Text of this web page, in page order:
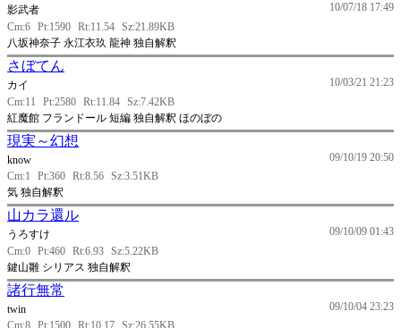
10/07/18 17:49
影武者
Cm:6 Pt:1590 Rt:11.54 Sz:21.89KB
八坂神奈子 永江衣玖 龍神 独自解釈
さぼてん
10/03/21 21:23
カイ
Cm:11
Pt:2580 Rt:11.84 Sz:7.42KB
紅魔館 フランドール 短編 独自解釈 ほのぼの
現実～幻想
09/10/19 20:50
know
Cm:1
Pt:360 Rt:8.56 Sz:3.51KB
気 独自解釈
山カラ還ル
09/10/09 01:43
うろすけ
Cm:0 Pt:460 Rt:6.93 Sz:5.22KB
鍵山雛 シリアス 独自解釈
諸行無常
09/10/04 23:23
twin
Cm:8 Pt:1500 Rt:10.17 Sz:26.55KB